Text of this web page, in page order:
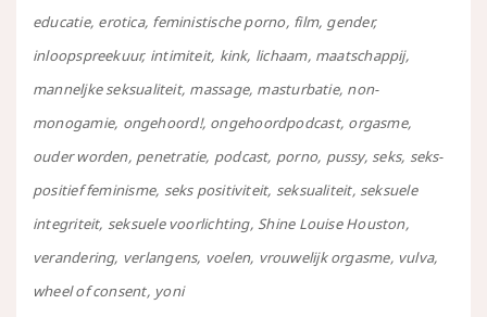
educatie erotica feministische porno film gender
inloopspreekuur intimiteit kink lichaam maatschappij
manneljke seksualiteit massage masturbatie non-
monogamie ongehoord! ongehoordpodcast orgasme
ouder worden penetratie podcast porno pussy seks seks-
positief feminisme seks positiviteit seksualiteit seksuele
integriteit seksuele voorlichting Shine Louise Houston
verandering verlangens voelen vrouwelijk orgasme vulva
wheel of consent yoni